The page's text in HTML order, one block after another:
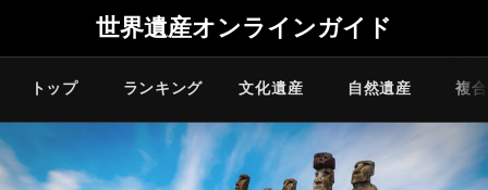
世界遺産オンラインガイド
トップ ランキング 文化遺産 自然遺産 複